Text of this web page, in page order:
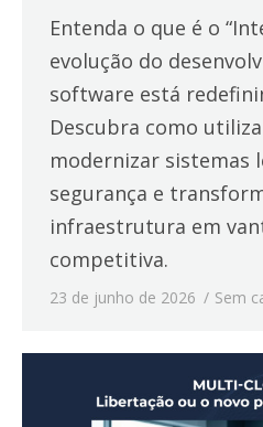
Entenda o que é o
evolução do
software está
Descubra como
modernizar sistemas
segurança e
infraestrutura em
competitiva.
23 de junho de 2026 Sem